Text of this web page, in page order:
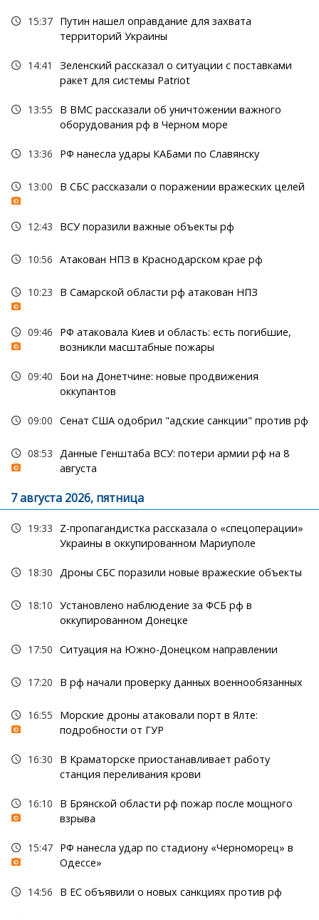
15:37 Путин нашел оправдание для захвата
территорий Украины
14:41
Зеленский рассказал о ситуации с поставками
ракет для системы Patriot
13:55
В ВМС рассказали об уничтожении важного
оборудования рф в Черном море
13:36 РФ нанесла удары КАБами по Славянску
13:00 В СБС рассказали о поражении вражеских целей
12:43 ВСУ поразили важные объекты рф
10:56 Атакован НПЗ в Краснодарском крае рф
10:23 В Самарской области рф атакован НПЗ
09:46
РФ атаковала Киев и область: есть погибшие,
возникли масштабные пожары
09:40
Бои на Донетчине: новые продвижения
оккупантов
09:00 Сенат США одобрил "адские санкции" против рф
08:53 Данные Генштаба ВСУ: потери армии рф на 8
августа
7 августа 2026, пятница
19:33
Z-пропагандистка рассказала о «спецоперации»
Украины в оккупированном Мариуполе
18:30 Дроны СБС поразили новые вражеские объекты
18:10 Установлено наблюдение за ФСБ рф в
оккупированном Донецке
17:50 Ситуация на Южно-Донецком направлении
17:20 В рф начали проверку данных военнообязанных
16:55
Морские дроны атаковали порт в Ялте:
подробности от ГУР
16:30
В Краматорске приостанавливает работу
станция переливания крови
16:10
В Брянской области рф пожар после мощного
взрыва
15:47 РФ нанесла удар по стадиону «Черноморец» в
Одессе»
14:56 В ЕС объявили о новых санкциях против рф